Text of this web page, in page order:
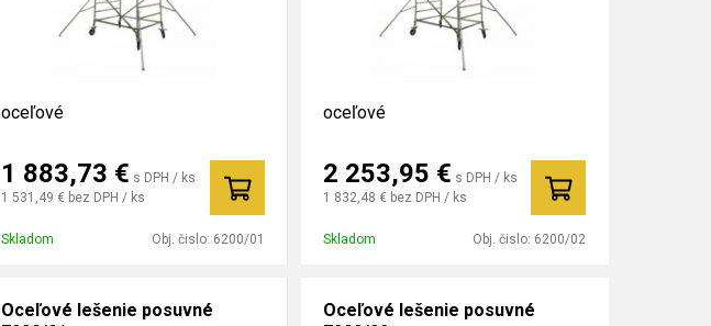
oceľové
1 883,73 € s DPH / ks
1 531,49 € bez DPH / ks
Skladom Obj. čislo: 6200/01
oceľové
2 253,95 € s DPH / ks
1 832,48 € bez DPH / ks
Skladom Obj. čislo: 6200/02
Oceľové lešenie posuvné
Oceľové lešenie posuvné